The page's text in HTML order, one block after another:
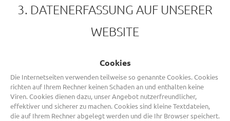
3. DATENERFASSUNG AUF UNSERER
WEBSITE
Cookies
Die Internetseiten verwenden teilweise so genannte Cookies. Cookies
richten auf Ihrem Rechner keinen Schaden an und enthalten keine
Viren. Cookies dienen dazu, unser Angebot nutzerfreundlicher,
effektiver und sicherer zu machen. Cookies sind kleine Textdateien,
die auf Ihrem Rechner abgelegt werden und die Ihr Browser speichert.